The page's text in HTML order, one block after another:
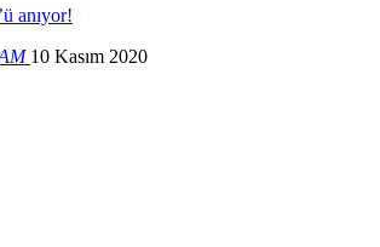
anıyor!
10 Kasım 2020